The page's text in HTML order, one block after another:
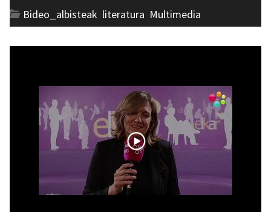
Bideo_albisteak literatura Multimedia